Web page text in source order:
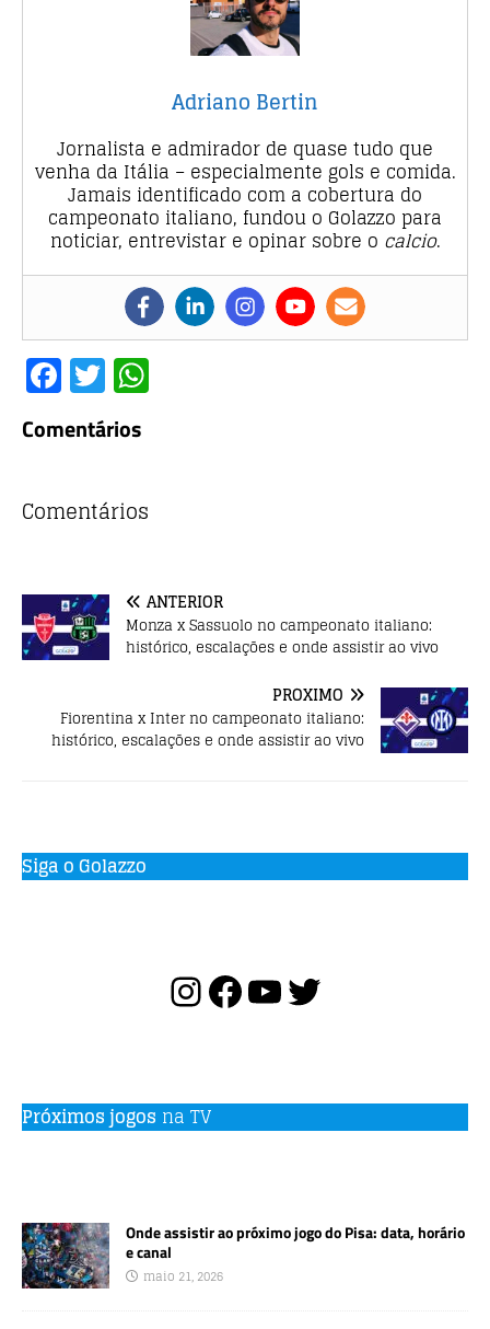
Adriano Bertin
Jornalista e admirador de quase tudo que
venha da Itália – especialmente gols e comida.
Jamais identificado com a cobertura do
campeonato italiano, fundou o Golazzo para
noticiar, entrevistar e opinar sobre o calcio.
F
a
c
b
o
k
T
w
it
r
p
Comentários
Comentários
ANTERIOR
Monza x Sassuolo no campeonato italiano:
histórico, escalações e onde assistir ao vivo
PRÓXIMO
Fiorentina x Inter no campeonato italiano:
histórico, escalações e onde assistir ao vivo
Siga o Golazzo
Próximos jogos na TV
Onde assistir ao próximo jogo do Pisa: data, horário
e canal
maio 21, 2026